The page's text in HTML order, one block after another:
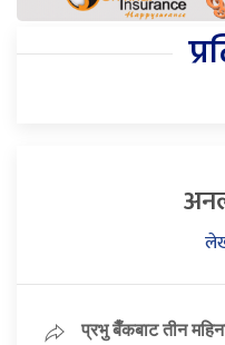
प्रभु बैँकबाट तीन